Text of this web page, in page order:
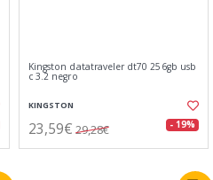
Kingston datatraveler dt70 256gb usb
c 3.2 negro
KINGSTON
23,59€ 29,28€ - 19%